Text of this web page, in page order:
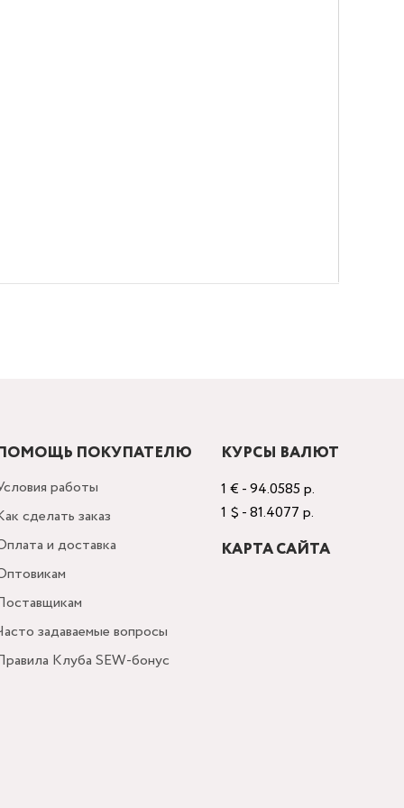
ПОКУПАТЕЛЮ
работы
сделать заказ
и доставка
задаваемые вопросы
Клуба SEW-бонус
КУРСЫ ВАЛЮТ
1 € - 94.0585 р.
1 $ - 81.4077 р.
КАРТА САЙТА